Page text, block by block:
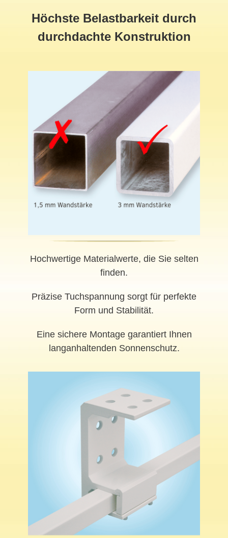
Höchste Belastbarkeit durch
durchdachte Konstruktion
Hochwertige Materialwerte, die Sie selten
finden.
Präzise Tuchspannung sorgt für perfekte
Form und Stabilität.
Eine sichere Montage garantiert Ihnen
langanhaltenden Sonnenschutz.